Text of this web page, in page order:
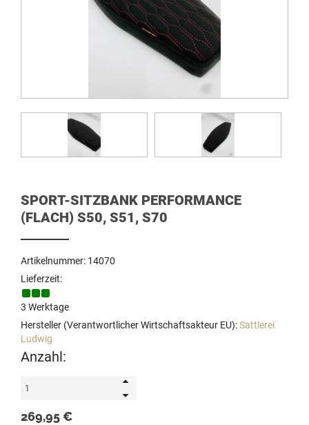
SPORT-SITZBANK PERFORMANCE
(FLACH) S50, S51, S70
Artikelnummer: 14070
Lieferzeit:
3 Werktage
Hersteller (Verantwortlicher Wirtschaftsakteur EU):Sattlerei
Ludwig
Anzahl:
269,95 €